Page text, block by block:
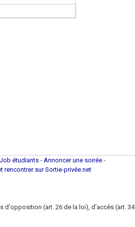
Job étudiants - Annoncer une soirée -
rencontrer sur Sortie-privée.net
d'opposition (art. 26 de la loi), d'accès (art. 34